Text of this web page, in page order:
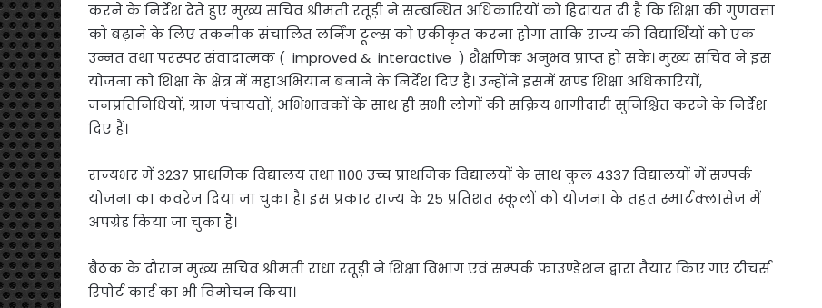
करने के निर्देश देते हुए मुख्य सचिव श्रीमती रतूड़ी ने सम्बन्धित अधिकारियों को हिदायत दी है कि शिक्षा की गुणवत्ता
को बढ़ाने के लिए तकनीक संचालित लर्निंग टूल्स को एकीकृत करना होगा ताकि राज्य की विद्यार्थियों को एक
उन्नत तथा परस्पर संवादात्मक ( improved & interactive ) शैक्षणिक अनुभव प्राप्त हो सके। मुख्य सचिव ने इस
योजना को शिक्षा के क्षेत्र में महाअभियान बनाने के निर्देश दिए हैं। उन्होंने इसमें खण्ड शिक्षा अधिकारियों,
जनप्रतिनिधियों, ग्राम पंचायतों, अभिभावकों के साथ ही सभी लोगों की सक्रिय भागीदारी सुनिश्चित करने के निर्देश
दिए हैं।
राज्यभर में 3237 प्राथमिक विद्यालय तथा 1100 उच्च प्राथमिक विद्यालयों के साथ कुल 4337 विद्यालयों में सम्पर्क
योजना का कवरेज दिया जा चुका है। इस प्रकार राज्य के 25 प्रतिशत स्कूलों को योजना के तहत स्मार्टक्लासेज में
अपग्रेड किया जा चुका है।
बैठक के दौरान मुख्य सचिव श्रीमती राधा रतूड़ी ने शिक्षा विभाग एवं सम्पर्क फाउण्डेशन द्वारा तैयार किए गए टीचर्स
रिपोर्ट कार्ड का भी विमोचन किया।